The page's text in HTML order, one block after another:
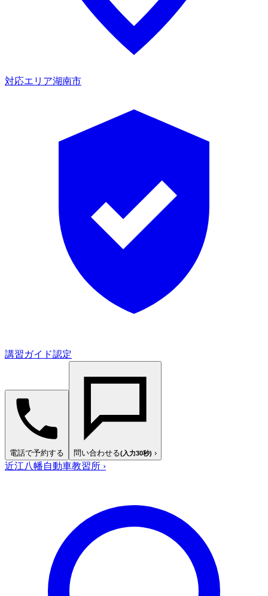
対応エリア湖南市
講習ガイド認定
電話で予約する 問い合わせる(入力30秒) ›
近江八幡自動車教習所 ›